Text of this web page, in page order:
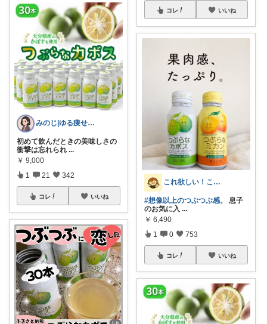
みのじ|ゆる痩せ✕節約暮らし🍀
初めて飲んだときの美味しさの
衝撃は忘れられ ...
￥ 9,000
1 21 342
コレ いいね
コレ いいね
これ欲しい！これ良かった！©ままお
#想像以上のつぶつぶ感。
息子
のお気に入 ...
￥ 6,490
1 0 753
コレ いいね